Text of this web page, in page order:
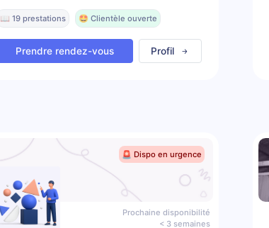
📖 19 prestations 🤩 Clientèle ouverte
Prendre rendez-vous Profil
🚨 Dispo en urgence
Prochaine disponibilité
< 3 semaines